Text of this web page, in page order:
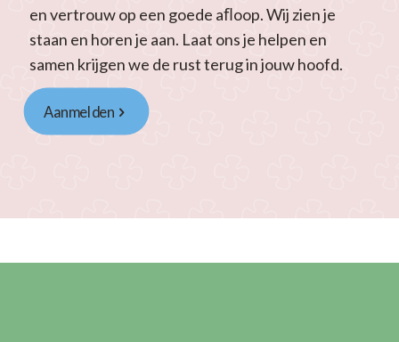
en vertrouw op een goede aﬂoop. Wij zien je
staan en horen je aan. Laat ons je helpen en
samen krijgen we de rust terug in jouw hoofd.
Aanmelden